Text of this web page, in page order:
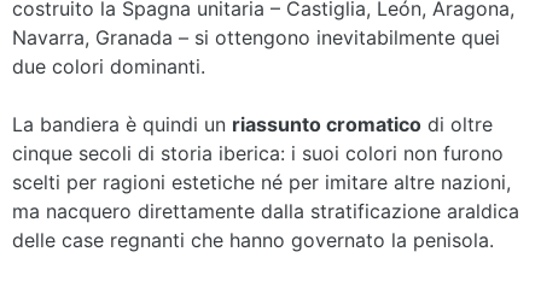
costruito la Spagna unitaria – Castiglia, León, Aragona,
Navarra, Granada – si ottengono inevitabilmente quei
due colori dominanti.
La bandiera è quindi un riassunto cromatico di oltre
cinque secoli di storia iberica: i suoi colori non furono
scelti per ragioni estetiche né per imitare altre nazioni,
ma nacquero direttamente dalla stratificazione araldica
delle case regnanti che hanno governato la penisola.